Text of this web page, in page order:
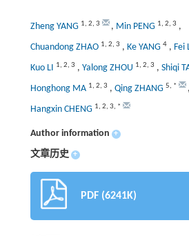
Zheng YANG 1, 2, 3 , Min PENG 1, 2, 3 ,
Chuandong ZHAO 1, 2, 3 , Ke YANG 4, Fei
Kuo LI 1, 2, 3 , Yalong ZHOU 1, 2, 3 , Shiqi
Honghong MA 1, 2, 3 , Qing ZHANG 5, *
,
Hangxin CHENG 1, 2, 3, *
Author information +
文章历史 +
PDF (6241K)